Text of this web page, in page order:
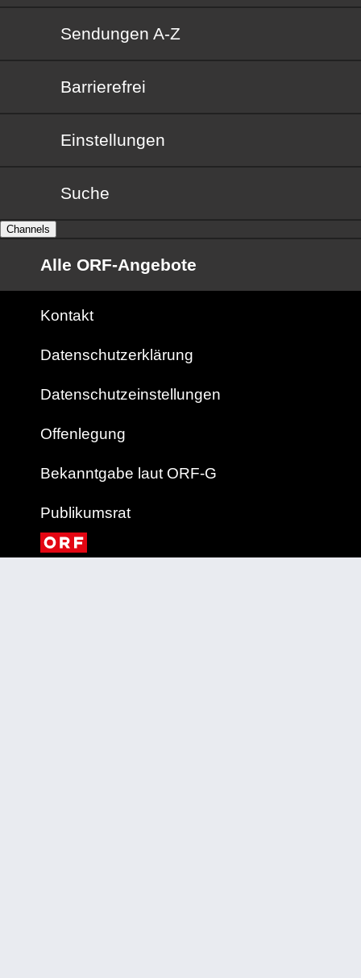
Sendungen von A bis Z
Sendungen A-Z
Barrierefrei
Barrierefrei
Einstellungen
Suche
Channels
Alle ORF-Angebote
Kontakt
Datenschutzerklärung
Datenschutzeinstellungen
Offenlegung
Bekanntgabe laut ORF-G
Publikumsrat